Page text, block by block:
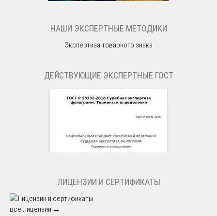
НАШИ ЭКСПЕРТНЫЕ МЕТОДИКИ
Экспертиза товарного знака
ДЕЙСТВУЮЩИЕ ЭКСПЕРТНЫЕ ГОСТ
ЛИЦЕНЗИИ И СЕРТИФИКАТЫ
все лицензии →